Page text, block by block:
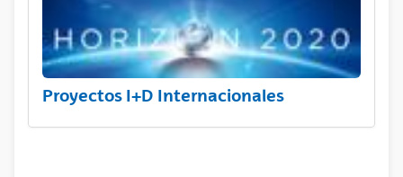
Proyectos I+D Internacionales